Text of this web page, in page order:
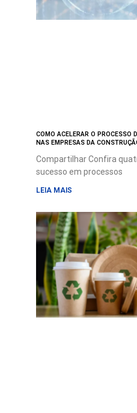
COMO ACELERAR O PROCESSO
NAS EMPRESAS DA
Compartilhar Confira
sucesso em processos
LEIA MAIS